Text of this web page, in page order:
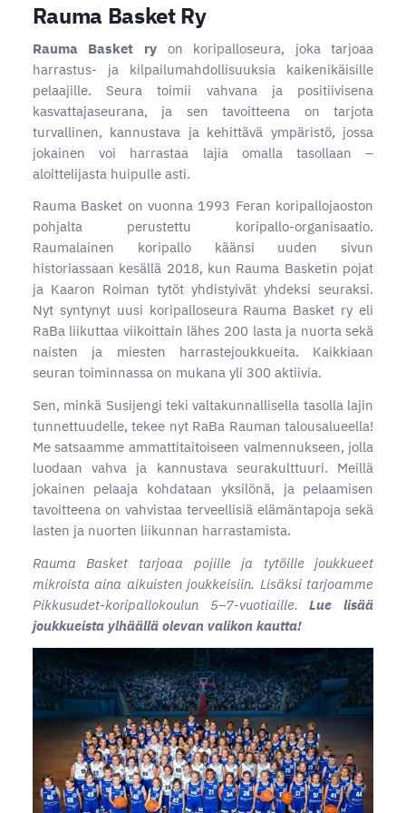
Rauma Basket Ry
Rauma Basket ryon koripalloseura, joka tarjoaa
harrastus- ja kilpailumahdollisuuksia kaikenikäisille
pelaajille. Seura toimii vahvana ja positiivisena
kasvattajaseurana, ja sen tavoitteena on tarjota
turvallinen, kannustava ja kehittävä ympäristö, jossa
jokainen voi harrastaa lajia omalla tasollaan –
aloittelijasta huipulle asti.
Rauma Basket on vuonna 1993 Feran koripallojaoston
pohjalta perustettu koripallo-organisaatio.
Raumalainen koripallo käänsi uuden sivun
historiassaan kesällä 2018, kun Rauma Basketin pojat
ja Kaaron Roiman tytöt yhdistyivät yhdeksi seuraksi.
Nyt syntynyt uusi koripalloseura Rauma Basket ry eli
RaBa liikuttaa viikoittain lähes 200 lasta ja nuorta sekä
naisten ja miesten harrastejoukkueita. Kaikkiaan
seuran toiminnassa on mukana yli 300 aktiivia.
Sen, minkä Susijengi teki valtakunnallisella tasolla lajin
tunnettuudelle, tekee nyt RaBa Rauman talousalueella!
Me satsaamme ammattitaitoiseen valmennukseen, jolla
luodaan vahva ja kannustava seurakulttuuri. Meillä
jokainen pelaaja kohdataan yksilönä, ja pelaamisen
tavoitteena on vahvistaa terveellisiä elämäntapoja sekä
lasten ja nuorten liikunnan harrastamista.
Rauma Basket tarjoaa pojille ja tytöille joukkueet
mikroista aina aikuisten joukkeisiin. Lisäksi tarjoamme
Pikkusudet-koripallokoulun 5–7-vuotiaille.Lue lisää
joukkueista ylhäällä olevan valikon kautta!